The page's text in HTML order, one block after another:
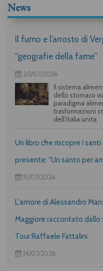
News
Il fumo e l’arrosto di
“geografie della fame”
20/07/2026
Il sistema
dello stomaco
paradigma
trasformazioni
dell’Italia unita.
Un libro che riscopre i
presente: "Un santo per
15/07/2026
L'amore di Alessandro
Maggiore raccontato dallo
Tour Raffaele Fattalini
14/07/2026